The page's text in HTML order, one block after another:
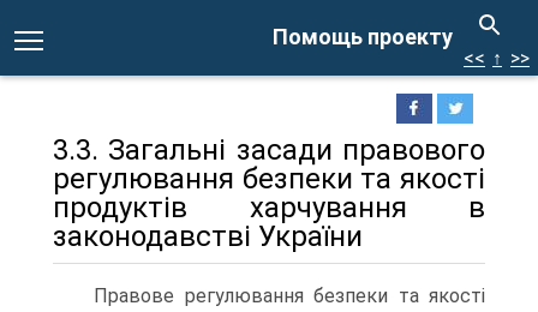
Помощь проекту
<< ↑ >>
3.3. Загальні засади правового
регулювання безпеки та якості
продуктів харчування в
законодавстві України
Правове регулювання безпеки та якості